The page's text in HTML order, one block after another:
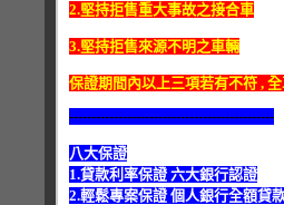
2.堅持拒售重大事故之接合車
3.堅持拒售來源不明之車輛
保證期間內以上三項若有不符 ,
----------------------------------------------
八大保證
1.貸款利率保證 六大銀行認證
2.輕鬆專案保證 個人銀行全額貸